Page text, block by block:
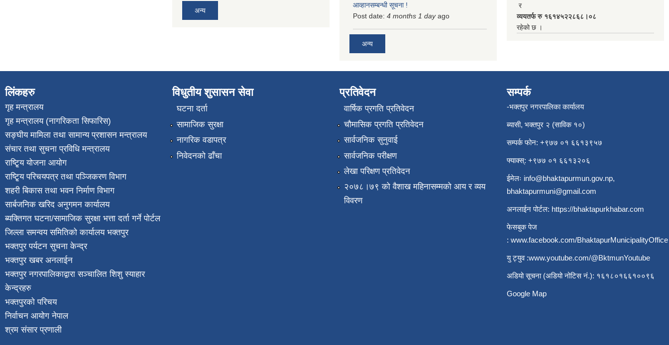
अन्य
आव्हानसम्बन्धी सूचना !
Post date: 4 months 1 dayago
अन्य
र
व्ययतर्फ रु १६१४५२२८६८।०८
रहेको छ ।
लिंकहरु
गृह मन्त्रालय
गृह मन्त्रालय (नागरिकता सिफारिस)
सङ्घीय मामिला तथा सामान्य प्रशासन मन्त्रालय
संचार तथा सुचना प्रविधि मन्त्रालय
राष्टि्ृय योजना आयोग
राष्टि्ृय परिचयपत्र तथा पञ्जिकरण विभाग
शहरी बिकास तथा भवन निर्माण विभाग
सार्बजनिक खरिद अनुगमन कार्यालय
ब्यक्तिगत घटना/सामाजिक सुरक्षा भत्ता दर्ता गर्ने पोर्टल
जिल्ला समन्वय समितिको कार्यालय भक्तपुर
भक्तपुर पर्यटन सुचना केन्द्र
भक्तपुर खबर अनलाईन
भक्तपुर नगरपालिकाद्वारा सञ्चालित शिशु स्याहार
केन्द्रहरु
भक्तपुरकाे परिचय
निर्वाचन आयोग नेपाल
श्रम संसार प्रणाली
विधुतीय शुसासन सेवा
घटना दर्ता
सामाजिक सुरक्षा
नागरिक वडापत्र
निवेदनको ढाँचा
प्रतिवेदन
वार्षिक प्रगति प्रतिवेदन
चौमासिक प्रगति प्रतिवेदन
सार्वजनिक सुनुवाई
सार्वजनिक परीक्षण
लेखा परिक्षण प्रतिवेदन
२०७८।७९ को वैशाख महिनासम्मको आय र व्यय
विवरण
सम्पर्क
-भक्तपुर नगरपालिका कार्यालय
ब्यासी, भक्तपुर २ (साविक १०)
सम्पर्क फोन: +९७७ ०१ ६६१३९५७
फ्याक्स्: +९७७ ०१ ६६१३२०६
ईमेलः info@bhaktapurmun.gov.np,
bhaktapurmuni@gmail.com
अनलाईन पोर्टल: https://bhaktapurkhabar.com
फेसबुक पेज
: www.facebook.com/BhaktapurMunicipalityOffice
यु ट्युव :www.youtube.com/@BktmunYoutube
अडियो सूचना (अडियो नोटिस नं.): १६१८०१६६१००९६
Google Map